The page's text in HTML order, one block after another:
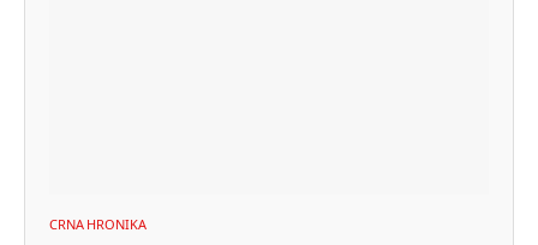
CRNA HRONIKA